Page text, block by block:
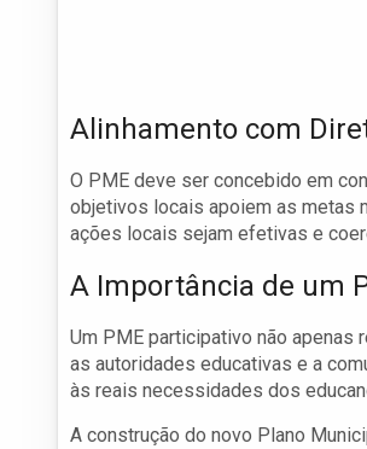
Alinhamento com
O PME deve ser concebido em
objetivos locais apoiem as metas
ações locais sejam efetivas e
A Importância de um
Um PME participativo não
as autoridades educativas e a
às reais necessidades dos
A construção do novo Plano